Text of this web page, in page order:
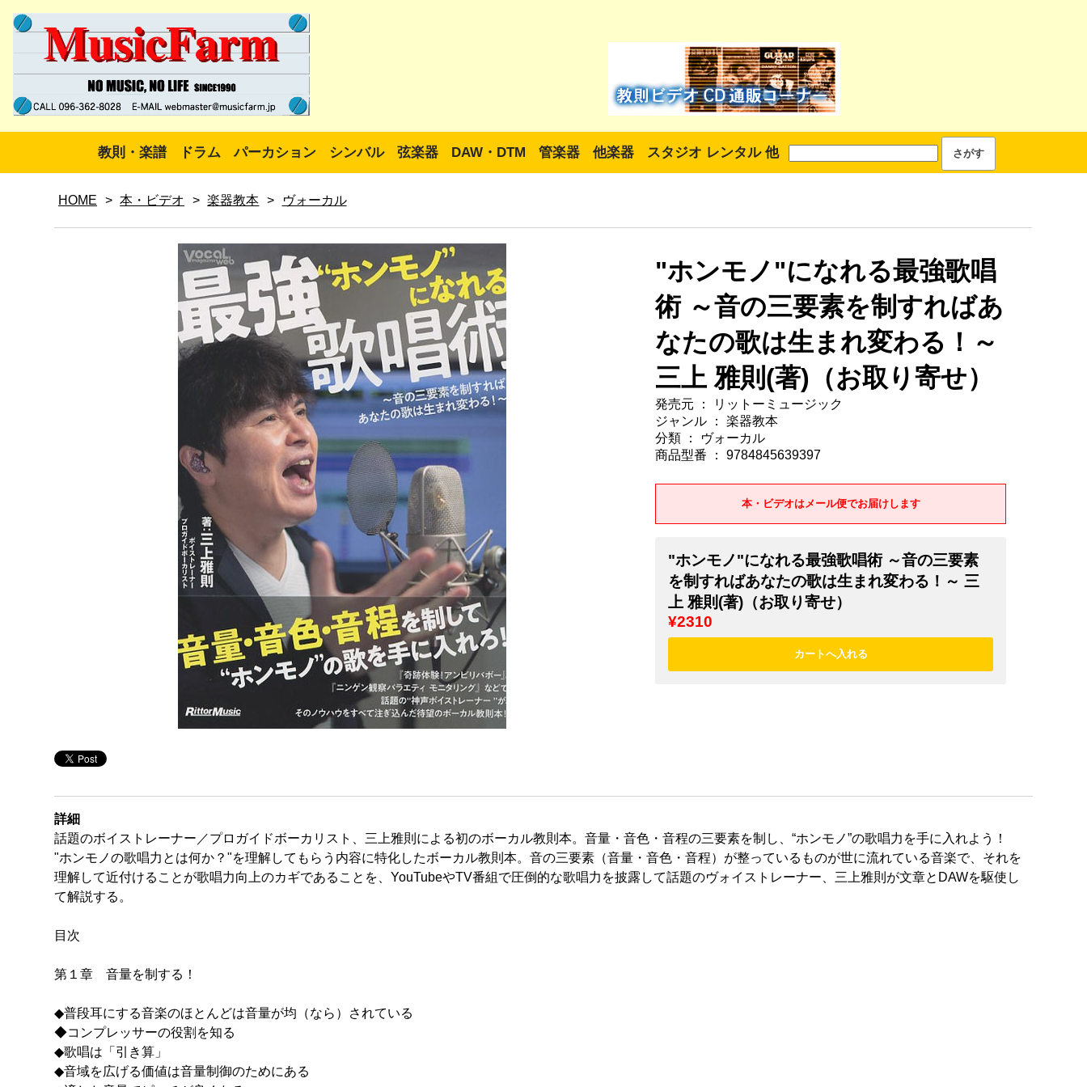
教則・楽譜 ドラム パーカション シンバル 弦楽器 DAW・DTM 管楽器 他楽器 スタジオ レンタル 他
HOME > 本・ビデオ > 楽器教本 > ヴォーカル
"ホンモノ"になれる最強歌唱
術 ～音の三要素を制すればあ
なたの歌は生まれ変わる！～
三上 雅則(著)（お取り寄せ）
発売元 ： リットーミュージック
ジャンル ： 楽器教本
分類 ： ヴォーカル
商品型番 ： 9784845639397
本・ビデオはメール便でお届けします
"ホンモノ"になれる最強歌唱術 ～音の三要素
を制すればあなたの歌は生まれ変わる！～ 三
上 雅則(著)（お取り寄せ）
¥2310
詳細
話題のボイストレーナー／プロガイドボーカリスト、三上雅則による初のボーカル教則本。音量・音色・音程の三要素を制し、“ホンモノ”の歌唱力を手に入れよう！
"ホンモノの歌唱力とは何か？"を理解してもらう内容に特化したボーカル教則本。音の三要素（音量・音色・音程）が整っているものが世に流れている音楽で、それを
理解して近付けることが歌唱力向上のカギであることを、YouTubeやTV番組で圧倒的な歌唱力を披露して話題のヴォイストレーナー、三上雅則が文章とDAWを駆使し
て解説する。
目次
第１章 音量を制する！
◆普段耳にする音楽のほとんどは音量が均（なら）されている
◆コンプレッサーの役割を知る
◆歌唱は「引き算」
◆音域を広げる価値は音量制御のためにある